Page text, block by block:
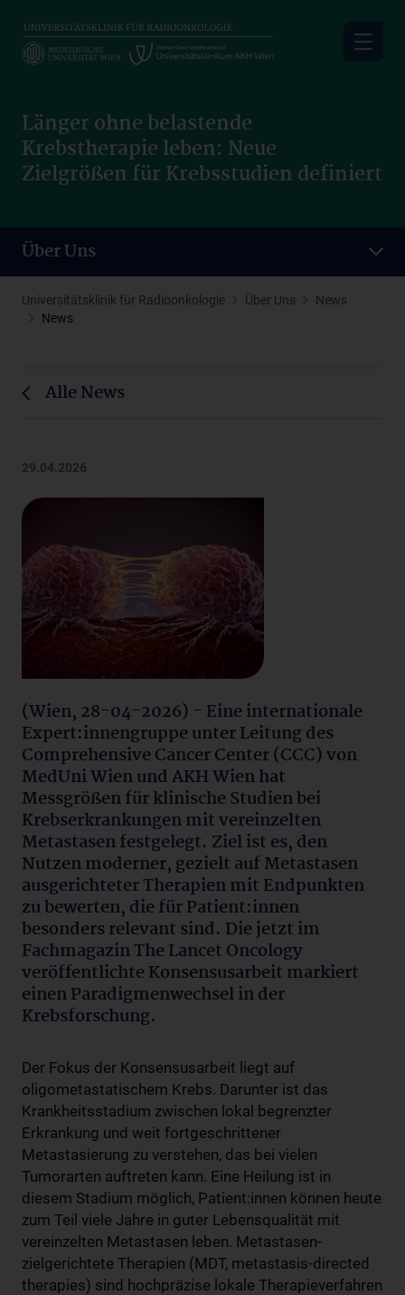
main
Länger ohne belastende
Krebstherapie leben: Neue
Zielgrößen für Krebsstudien definiert
Über Uns
Universitätsklinik für Radioonkologie Über Uns
News
News
Alle News
29.04.2026
(Wien, 28-04-2026) - Eine internationale
Expert:innengruppe unter Leitung des
Comprehensive Cancer Center (CCC) von
MedUni Wien und AKH Wien hat
Messgrößen für klinische Studien bei
Krebserkrankungen mit vereinzelten
Metastasen festgelegt. Ziel ist es, den
Nutzen moderner, gezielt auf Metastasen
ausgerichteter Therapien mit Endpunkten
zu bewerten, die für Patient:innen
besonders relevant sind. Die jetzt im
Fachmagazin The Lancet Oncology
veröffentlichte Konsensusarbeit markiert
einen Paradigmenwechsel in der
Krebsforschung.
Der Fokus der Konsensusarbeit liegt auf
oligometastatischem Krebs. Darunter ist das
Krankheitsstadium zwischen lokal begrenzter
Erkrankung und weit fortgeschrittener
Metastasierung zu verstehen, das bei vielen
Tumorarten auftreten kann. Eine Heilung ist in
diesem Stadium möglich, Patient:innen können heute
zum Teil viele Jahre in guter Lebensqualität mit
vereinzelten Metastasen leben. Metastasen-
zielgerichtete Therapien (MDT, metastasis-directed
therapies) sind hochpräzise lokale Therapieverfahren